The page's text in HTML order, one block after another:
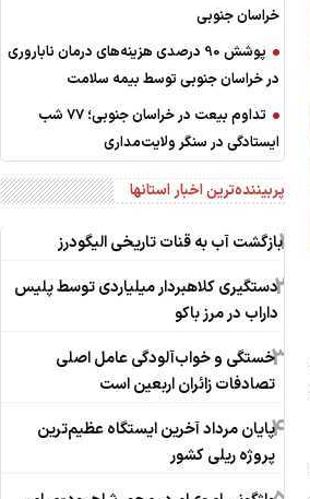
خراسان جنوبی
پوشش 90 درصدی هزینه‌های درمان ناباروری
در خراسان جنوبی توسط بیمه سلامت
تداوم بیعت در خراسان جنوبی؛ 77 شب
ایستادگی در سنگر ولایت‌مداری
پربیننده‌ترین اخبار استانها
1بازگشت آب به قنات تاریخی الیگودرز
2دستگیری کلاهبردار میلیاردی توسط پلیس
داراب در مرز باکو
3خستگی و خواب‌آلودگی عامل اصلی
تصادفات زائران اربعین است
4پایان مرداد آخرین ایستگاه عظیم‌ترین
پروژه ریلی کشور